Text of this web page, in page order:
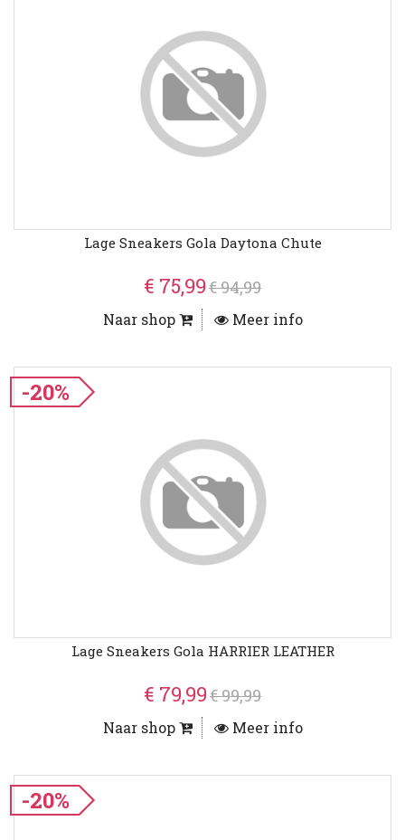
Lage Sneakers Gola Daytona Chute
€ 75,99€ 94,99
Naar shop Meer info
-20%
Lage Sneakers Gola HARRIER LEATHER
€ 79,99€ 99,99
Naar shop Meer info
-20%